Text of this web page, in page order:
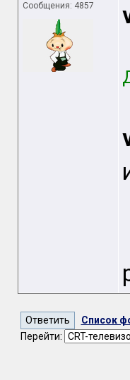
Сообщения: 4857
Список
Перейти: